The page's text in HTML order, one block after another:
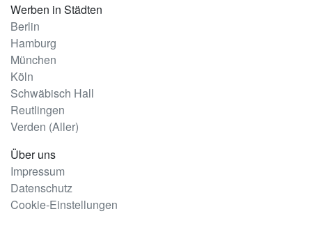
Werben in Städten
Berlin
Hamburg
München
Köln
Schwäbisch Hall
Reutlingen
Verden (Aller)
Über uns
Impressum
Datenschutz
Cookie-Einstellungen